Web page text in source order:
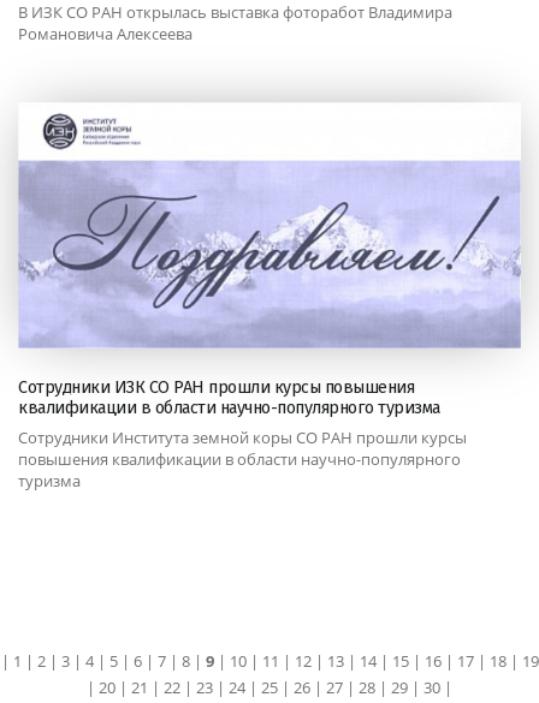
В ИЗК СО РАН открылась выставка фоторабот Владимира
Романовича Алексеева
Сотрудники ИЗК СО РАН прошли курсы повышения
квалификации в области научно-популярного туризма
Сотрудники Института земной коры СО РАН прошли курсы
повышения квалификации в области научно-популярного
туризма
| 1 | 2| 3| 4| 5| 6| 7| 8| 9| 10| 11 | 12| 13| 14| 15| 16| 17| 18| 19
| 20 | 21 | 22 | 23 | 24 | 25 | 26 | 27 | 28 | 29 | 30 |